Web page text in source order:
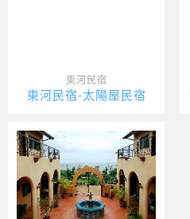
東河民宿
東河民宿-太陽屋民宿